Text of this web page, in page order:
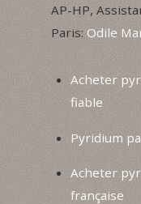
AP-HP,
Paris: Odile
Acheter
fiable
Pyridium
Acheter
française